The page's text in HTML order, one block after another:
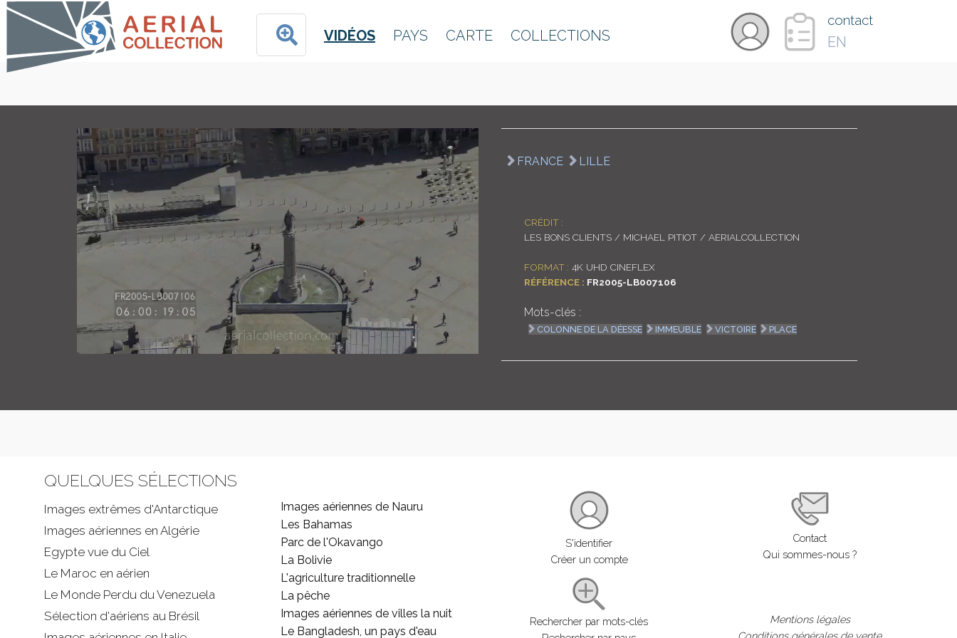
VIDÉOS PAYS CARTE COLLECTIONS
contact
EN
COLLECTIONS
FRANCE LILLE
CRÉDIT :
LES BONS CLIENTS / MICHAEL PITIOT / AERIALCOLLECTION
FORMAT : 4K UHD CINEFLEX
RÉFÉRENCE : FR2005-LB007106
Mots-clés :
COLONNE DE LA DÉESSE IMMEUBLE VICTOIRE PLACE
QUELQUES SÉLECTIONS
Images extrêmes d'Antarctique
Images aériennes en Algérie
Egypte vue du Ciel
Le Maroc en aérien
Le Monde Perdu du Venezuela
Sélection d'aériens au Brésil
Images aériennes de Nauru
Les Bahamas
Parc de l'Okavango
La Bolivie
L'agriculture traditionnelle
La pêche
Images aériennes de villes la nuit
Le Bangladesh, un pays d'eau
S'identifier
Créer un compte
Rechercher par mots-clés
Contact
Qui sommes-nous ?
Mentions légales